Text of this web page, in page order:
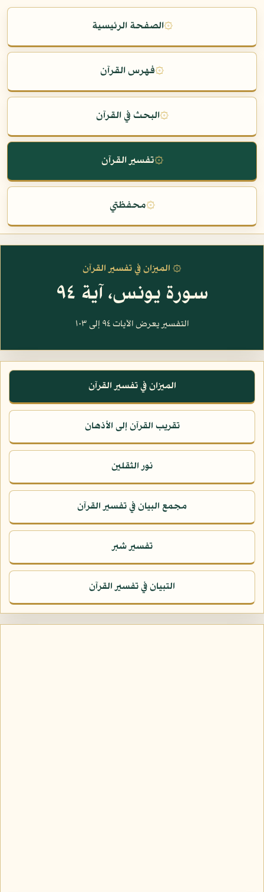
۞الصفحة الرئيسية
۞فهرس القرآن
۞البحث في القرآن
۞تفسير القرآن
۞محفظتي
۞ الميزان في تفسير القرآن
سورة يونس، آية ٩٤
التفسير يعرض الآيات ٩٤ إلى ١٠٣
الميزان في تفسير القرآن
تقريب القرآن إلى الأذهان
نور الثقلين
مجمع البيان في تفسير القرآن
تفسير شبر
التبيان في تفسير القرآن